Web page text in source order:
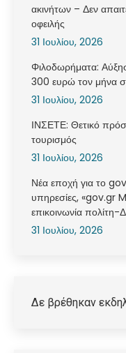
ακινήτων – Δεν
οφειλής
31 Ιουλίου, 2026
Φιλοδωρήματα:
300 ευρώ τον μήνα
31 Ιουλίου, 2026
ΙΝΣΕΤΕ: Θετικό
τουρισμός
31 Ιουλίου, 2026
Νέα εποχή για το
υπηρεσίες, «gov.gr
επικοινωνία πολίτη-
31 Ιουλίου, 2026
Δε βρέθηκαν